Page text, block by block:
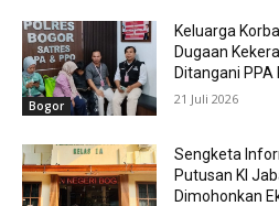
Bogor
Keluarga
Dugaan
Ditangani
21 Juli 2026
Sengketa
Putusan KI
Dimohonkan